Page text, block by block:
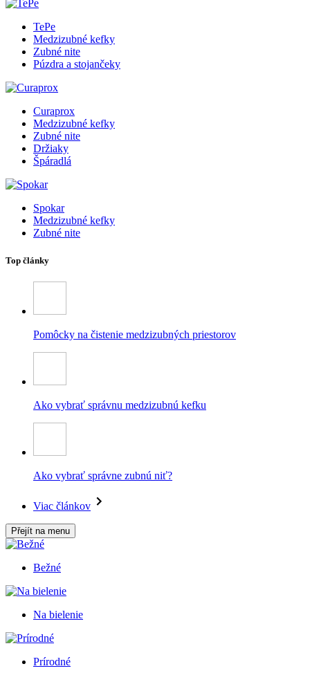
TePe
Medzizubné kefky
Zubné nite
Púzdra a stojančeky
Curaprox
Medzizubné kefky
Zubné nite
Držiaky
Špáradlá
Spokar
Medzizubné kefky
Zubné nite
Top články
Pomôcky na čistenie medzizubných priestorov
Ako vybrať správnu medzizubnú kefku
Ako vybrať správne zubnú niť?
Viac článkov
Přejít na menu
Bežné
Na bielenie
Prírodné